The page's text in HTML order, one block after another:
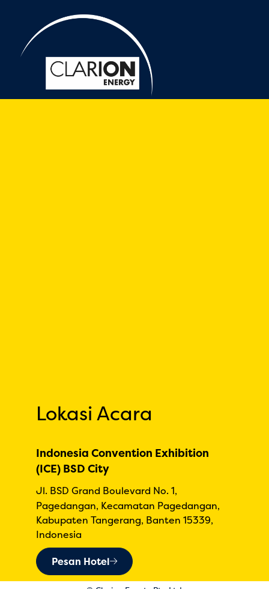
Lokasi Acara
Indonesia Convention Exhibition
(ICE) BSD City
Jl. BSD Grand Boulevard No. 1,
Pagedangan, Kecamatan Pagedangan,
Kabupaten Tangerang, Banten 15339,
Indonesia
Pesan Hotel